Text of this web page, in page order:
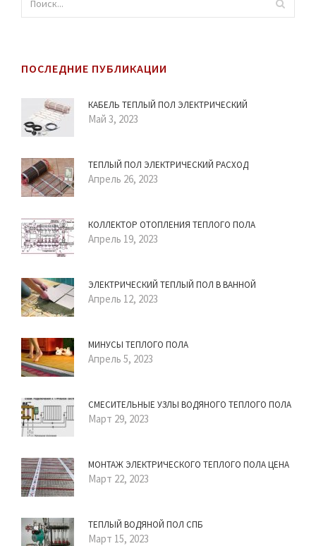
ПОСЛЕДНИЕ ПУБЛИКАЦИИ
КАБЕЛЬ ТЕПЛЫЙ ПОЛ ЭЛЕКТРИЧЕСКИЙ
Май 3, 2023
ТЕПЛЫЙ ПОЛ ЭЛЕКТРИЧЕСКИЙ РАСХОД
Апрель 26, 2023
КОЛЛЕКТОР ОТОПЛЕНИЯ ТЕПЛОГО ПОЛА
Апрель 19, 2023
ЭЛЕКТРИЧЕСКИЙ ТЕПЛЫЙ ПОЛ В ВАННОЙ
Апрель 12, 2023
МИНУСЫ ТЕПЛОГО ПОЛА
Апрель 5, 2023
СМЕСИТЕЛЬНЫЕ УЗЛЫ ВОДЯНОГО ТЕПЛОГО ПОЛА
Март 29, 2023
МОНТАЖ ЭЛЕКТРИЧЕСКОГО ТЕПЛОГО ПОЛА ЦЕНА
Март 22, 2023
ТЕПЛЫЙ ВОДЯНОЙ ПОЛ СПБ
Март 15, 2023